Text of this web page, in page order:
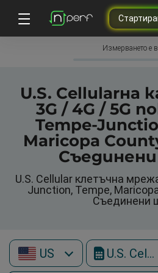
Измерването е
U.S. Cellularна
3G / 4G / 5G
Tempe-
Maricopa
U.S. Cellular клетъчна
Junction, Tempe,
Съединени
US U.S. Cellular